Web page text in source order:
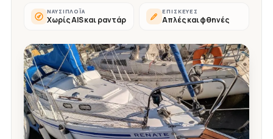
ΝΑΥΣΙΠΛΟΪ́Α
Χωρίς AIS και ραντάρ
ΕΠΙΣΚΕΥΈΣ
Απλές και φθηνές